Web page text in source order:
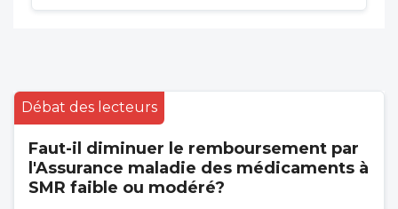
Débat des lecteurs
Faut-il diminuer le remboursement par
l'Assurance maladie des médicaments à
SMR faible ou modéré?